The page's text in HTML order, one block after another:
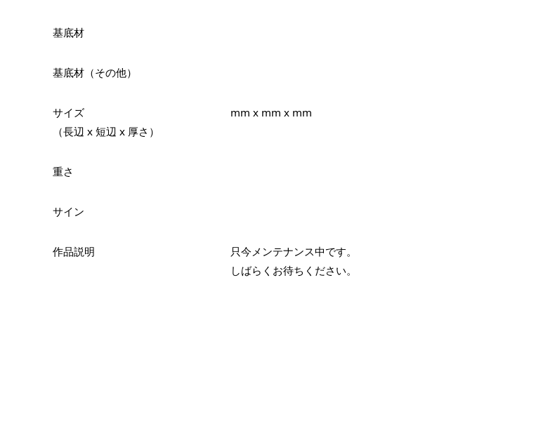
基底材
基底材（その他）
サイズ
（長辺 x 短辺 x 厚さ）
mm x mm x mm
重さ
サイン
作品説明
只今メンテナンス中です。
しばらくお待ちください。